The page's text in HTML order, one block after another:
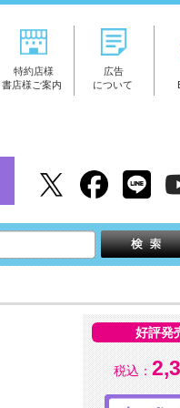
特約店様
書店様ご案内
広告
について
好評発
税込：